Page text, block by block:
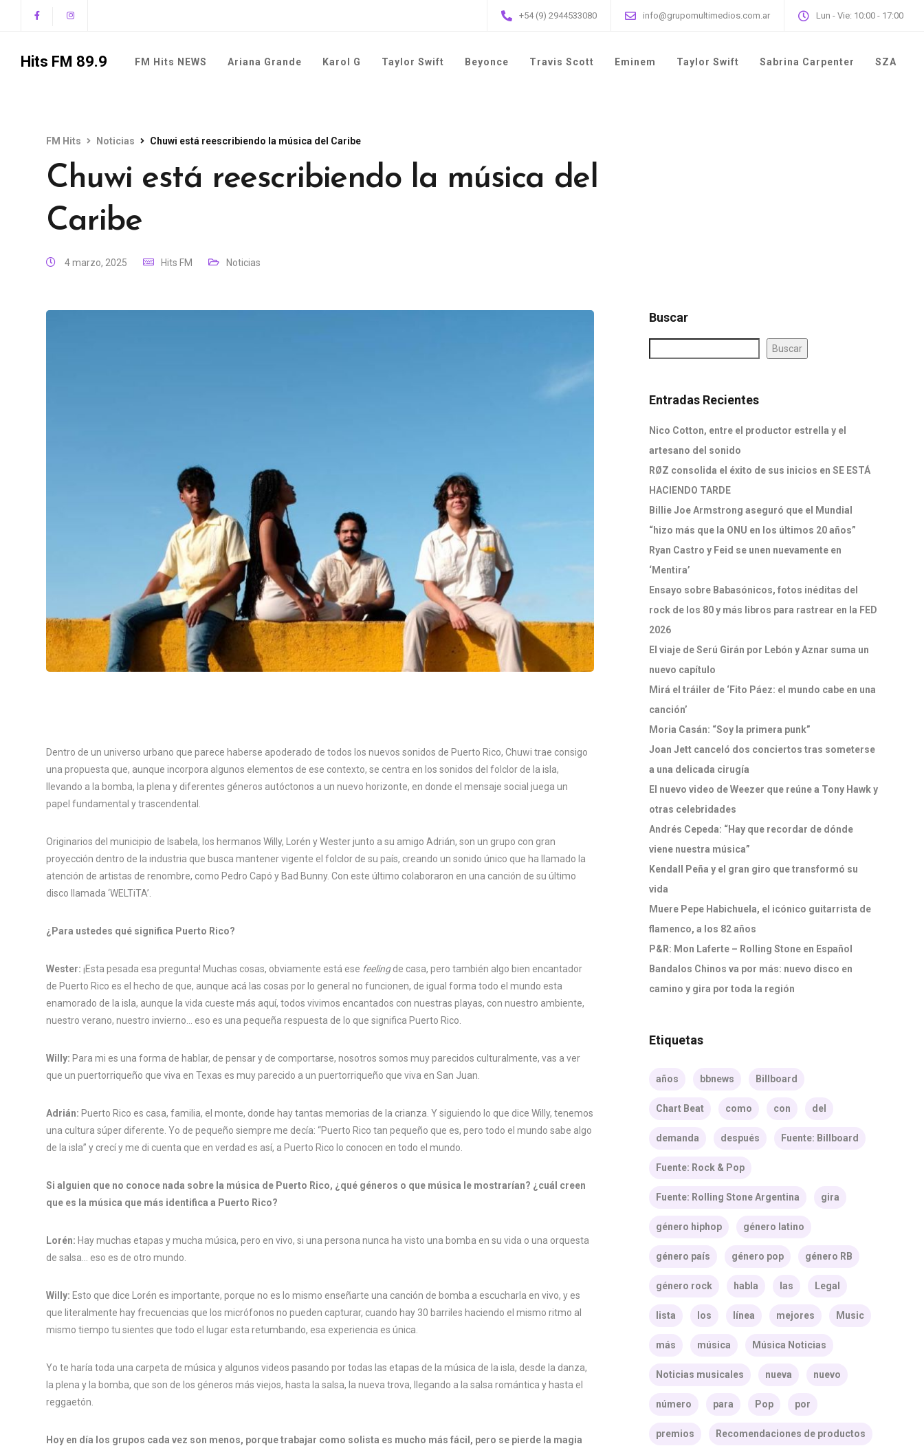
+54 (9) 2944533080 info@grupomultimedios.com.ar Lun - Vie: 10:00 - 17:00
Hits FM 89.9 FM Hits NEWS Ariana Grande Karol G Taylor Swift Beyonce Travis Scott Eminem Taylor Swift Sabrina Carpenter SZA
FM Hits Noticias Chuwi está reescribiendo la música del Caribe
Chuwi está reescribiendo la música del
Caribe
4 marzo, 2025 Hits FM Noticias
Dentro de un universo urbano que parece haberse apoderado de todos los nuevos sonidos de Puerto Rico, Chuwi trae consigo
una propuesta que, aunque incorpora algunos elementos de ese contexto, se centra en los sonidos del folclor de la isla,
llevando a la bomba, la plena y diferentes géneros autóctonos a un nuevo horizonte, en donde el mensaje social juega un
papel fundamental y trascendental.
Originarios del municipio de Isabela, los hermanos Willy, Lorén y Wester junto a su amigo Adrián, son un grupo con gran
proyección dentro de la industria que busca mantener vigente el folclor de su país, creando un sonido único que ha llamado la
atención de artistas de renombre, como Pedro Capó y Bad Bunny. Con este último colaboraron en una canción de su último
disco llamada ‘WELTiTA’.
¿Para ustedes qué significa Puerto Rico?
Wester: ¡Esta pesada esa pregunta! Muchas cosas, obviamente está ese feelingde casa, pero también algo bien encantador
de Puerto Rico es el hecho de que, aunque acá las cosas por lo general no funcionen, de igual forma todo el mundo esta
enamorado de la isla, aunque la vida cueste más aquí, todos vivimos encantados con nuestras playas, con nuestro ambiente,
nuestro verano, nuestro invierno… eso es una pequeña respuesta de lo que significa Puerto Rico.
Willy: Para mi es una forma de hablar, de pensar y de comportarse, nosotros somos muy parecidos culturalmente, vas a ver
que un puertorriqueño que viva en Texas es muy parecido a un puertorriqueño que viva en San Juan.
Adrián: Puerto Rico es casa, familia, el monte, donde hay tantas memorias de la crianza. Y siguiendo lo que dice Willy, tenemos
una cultura súper diferente. Yo de pequeño siempre me decía: “Puerto Rico tan pequeño que es, pero todo el mundo sabe algo
de la isla” y crecí y me di cuenta que en verdad es así, a Puerto Rico lo conocen en todo el mundo.
Si alguien que no conoce nada sobre la música de Puerto Rico, ¿qué géneros o que música le mostrarían? ¿cuál creen
que es la música que más identifica a Puerto Rico?
Lorén: Hay muchas etapas y mucha música, pero en vivo, si una persona nunca ha visto una bomba en su vida o una orquesta
de salsa… eso es de otro mundo.
Willy: Esto que dice Lorén es importante, porque no es lo mismo enseñarte una canción de bomba a escucharla en vivo, y es
que literalmente hay frecuencias que los micrófonos no pueden capturar, cuando hay 30 barriles haciendo el mismo ritmo al
mismo tiempo tu sientes que todo el lugar esta retumbando, esa experiencia es única.
Yo te haría toda una carpeta de música y algunos videos pasando por todas las etapas de la música de la isla, desde la danza,
la plena y la bomba, que son de los géneros más viejos, hasta la salsa, la nueva trova, llegando a la salsa romántica y hasta el
reggaetón.
Hoy en día los grupos cada vez son menos, porque trabajar como solista es mucho más fácil, pero se pierde la magia
Buscar
Buscar
Entradas Recientes
Nico Cotton, entre el productor estrella y el
artesano del sonido
RØZ consolida el éxito de sus inicios en SE ESTÁ
HACIENDO TARDE
Billie Joe Armstrong aseguró que el Mundial
“hizo más que la ONU en los últimos 20 años”
Ryan Castro y Feid se unen nuevamente en
‘Mentira’
Ensayo sobre Babasónicos, fotos inéditas del
rock de los 80 y más libros para rastrear en la FED
2026
El viaje de Serú Girán por Lebón y Aznar suma un
nuevo capítulo
Mirá el tráiler de ‘Fito Páez: el mundo cabe en una
canción’
Moria Casán: “Soy la primera punk”
Joan Jett canceló dos conciertos tras someterse
a una delicada cirugía
El nuevo video de Weezer que reúne a Tony Hawk y
otras celebridades
Andrés Cepeda: “Hay que recordar de dónde
viene nuestra música”
Kendall Peña y el gran giro que transformó su
vida
Muere Pepe Habichuela, el icónico guitarrista de
flamenco, a los 82 años
P&R: Mon Laferte – Rolling Stone en Español
Bandalos Chinos va por más: nuevo disco en
camino y gira por toda la región
Etiquetas
años bbnews Billboard
Chart Beat como con del
demanda después Fuente: Billboard
Fuente: Rock & Pop
Fuente: Rolling Stone Argentina gira
género hiphop género latino
género país género pop género RB
género rock habla las Legal
lista los línea mejores Music
más música Música Noticias
Noticias musicales nueva nuevo
número para Pop por
premios Recomendaciones de productos